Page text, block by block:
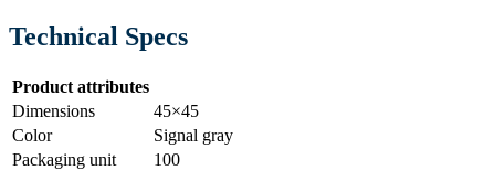
Technical Specs
Product attributes
Dimensions
45×45
Color
Signal gray
Packaging unit
100